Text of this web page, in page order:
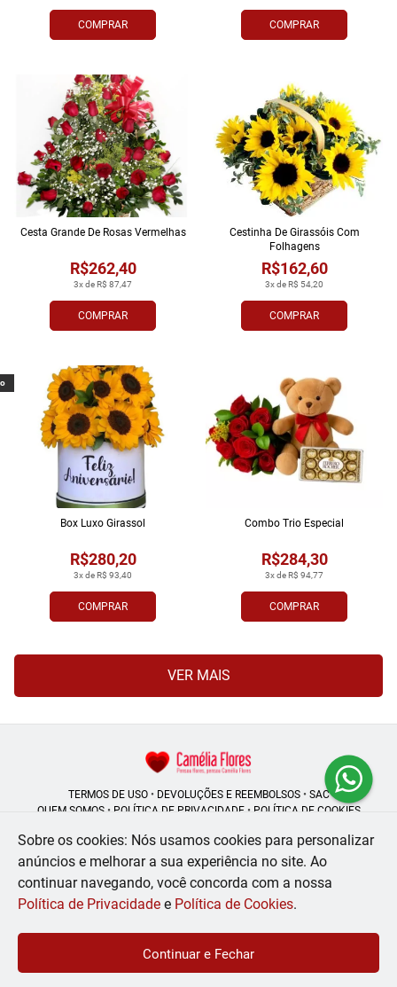
COMPRAR COMPRAR
COMPRAR
3x de R$ 87,47
R$262,40
Cesta Grande De Rosas Vermelhas
COMPRAR
3x de R$ 54,20
R$162,60
Cestinha De Girassóis Com
Folhagens
COMPRAR
3x de R$ 93,40
R$280,20
Box Luxo Girassol
COMPRAR
3x de R$ 94,77
R$284,30
Combo Trio Especial
VER MAIS
TERMOS DE USO• DEVOLUÇÕES E REEMBOLSOS• SAC
QUEM SOMOS• POLÍTICA DE PRIVACIDADE• POLÍTICA DE COOKIES
Camélia Flores | CNPJ: 08.250.956/0001-53
Rua do Rosário - 164, Centro - Rio de Janeiro - RJ - 20041-002
© 2024-2026 - Todos os direitos reservados - Desenvolvido por
Sobre os cookies: Nós usamos cookies para personalizar
anúncios e melhorar a sua experiência no site. Ao
continuar navegando, você concorda com a nossa
Política de Privacidade e Política de Cookies.
Continuar e Fechar